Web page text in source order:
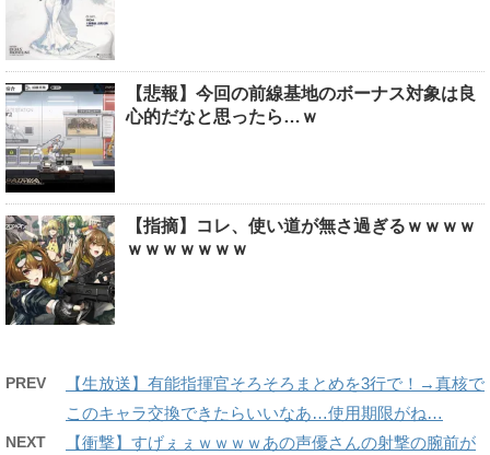
【悲報】今回の前線基地のボーナス対象は良
心的だなと思ったら…ｗ
【指摘】コレ、使い道が無さ過ぎるｗｗｗｗ
ｗｗｗｗｗｗｗ
PREV
【生放送】有能指揮官そろそろまとめを3行で！→真核で
このキャラ交換できたらいいなあ…使用期限がね…
NEXT
【衝撃】すげぇぇｗｗｗｗあの声優さんの射撃の腕前が